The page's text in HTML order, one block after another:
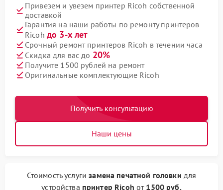
Привезем и увезем принтер Ricoh собственной
доставкой
Гарантия на наши работы по ремонту принтеров
Ricoh до 3-х лет
Срочный ремонт принтеров Ricoh в течении часа
Скидка для вас до 20%
Получите 1500 рублей на ремонт
Оригинальные комплектующие Ricoh
Получить консультацию
Наши цены
Стоимость услугизамена печатной головки для
устройства принтер Ricoh от 1500 руб.